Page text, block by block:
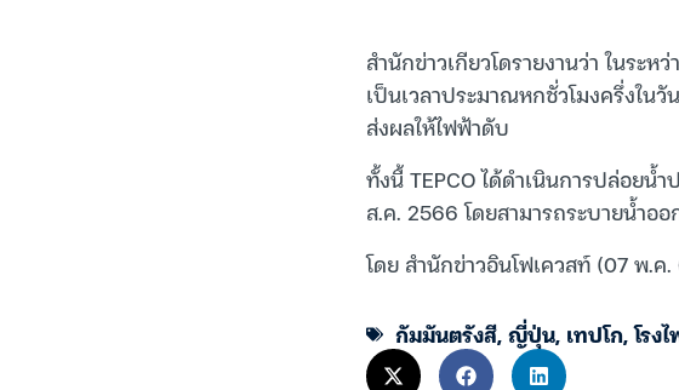
สำนักข่าวเกียวโดรายงานว่า ในระ
เป็นเวลาประมาณหกชั่วโมงครึ่งในวั
ส่งผลให้ไฟฟ้าดับ
ทั้งนี้ TEPCO ได้ดำเนินการปล่อยน้
ส.ค. 2566 โดยสามารถระบายน้ำ
โดย สำนักข่าวอินโฟเควสท์ (07 พ.ค.
กัมมันตรังสี,ญี่ปุ่น, เทปโก,โรง